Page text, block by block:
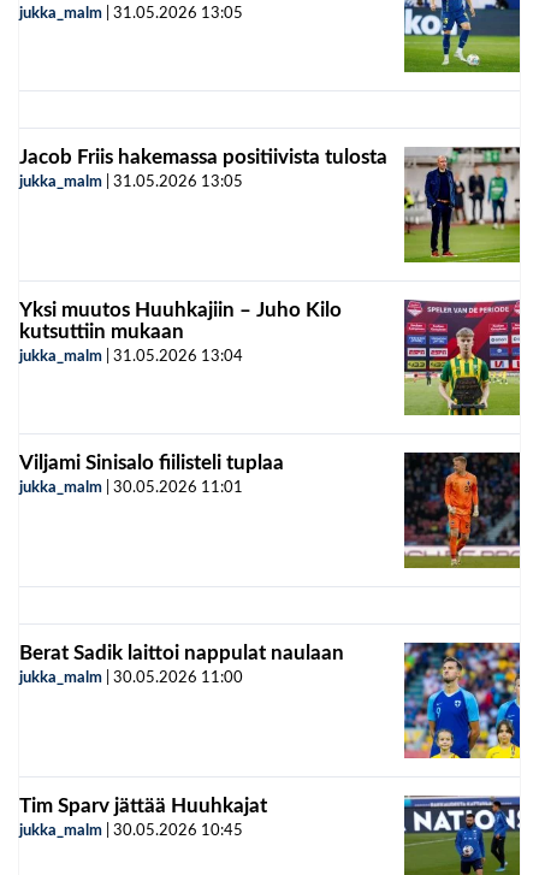
jukka_malm 31.05.2026 13:05
Jacob Friis hakemassa positiivista tulosta
jukka_malm 31.05.2026 13:05
Yksi muutos Huuhkajiin – Juho Kilo
kutsuttiin mukaan
jukka_malm 31.05.2026 13:04
Viljami Sinisalo fiilisteli tuplaa
jukka_malm 30.05.2026 11:01
Berat Sadik laittoi nappulat naulaan
jukka_malm 30.05.2026 11:00
Tim Sparv jättää Huuhkajat
jukka_malm 30.05.2026 10:45